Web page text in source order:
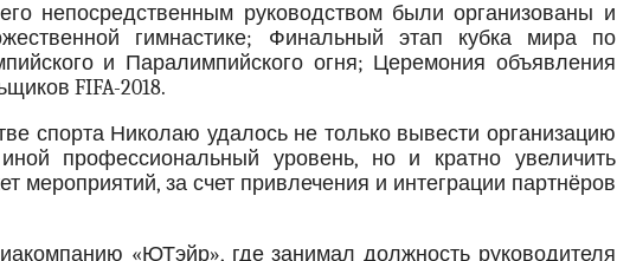
непосредственным руководством были организованы и
гимнастике; Финальный этап кубка мира по
и Паралимпийского огня; Церемония объявления
FIFA-2018.
спорта Николаю удалось не только вывести организацию
профессиональный уровень, но и кратно увеличить
мероприятий, за счет привлечения и интеграции партнёров
«ЮТэйр», где занимал должность руководителя